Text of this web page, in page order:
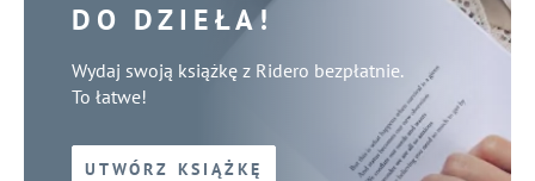
DO DZIEŁA!
Wydaj swoją książkę z Ridero bezpłatnie.
To łatwe!
UTWÓRZ KSIĄŻKĘ